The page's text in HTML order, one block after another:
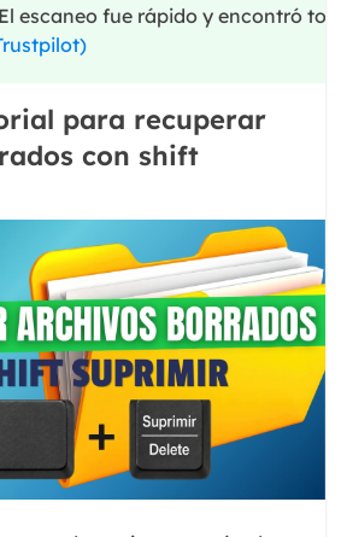
escaneo fue rápido y encontró
para recuperar
con shift